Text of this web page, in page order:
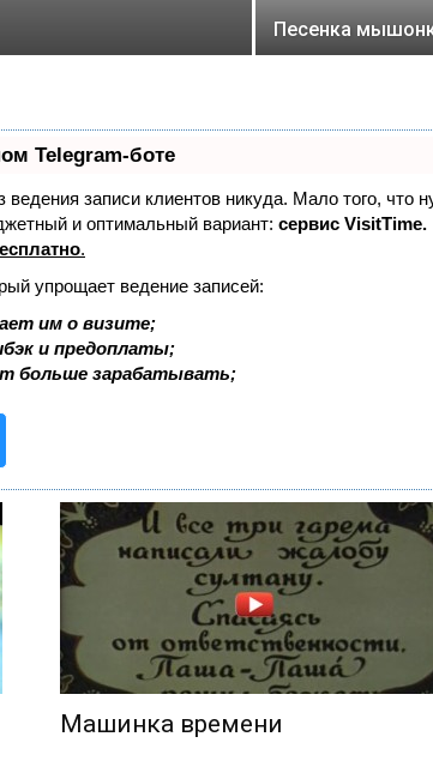
Песенка
Telegram-боте
ведения записи клиентов никуда. Мало того, что
и оптимальный вариант: сервис VisitTime.
.
упрощает ведение записей:
им о визите;
и предоплаты;
больше зарабатывать;
Машинка времени